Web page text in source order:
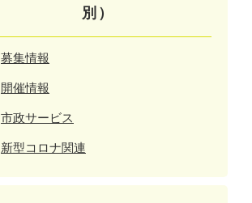
別）
募集情報
開催情報
市政サービス
新型コロナ関連